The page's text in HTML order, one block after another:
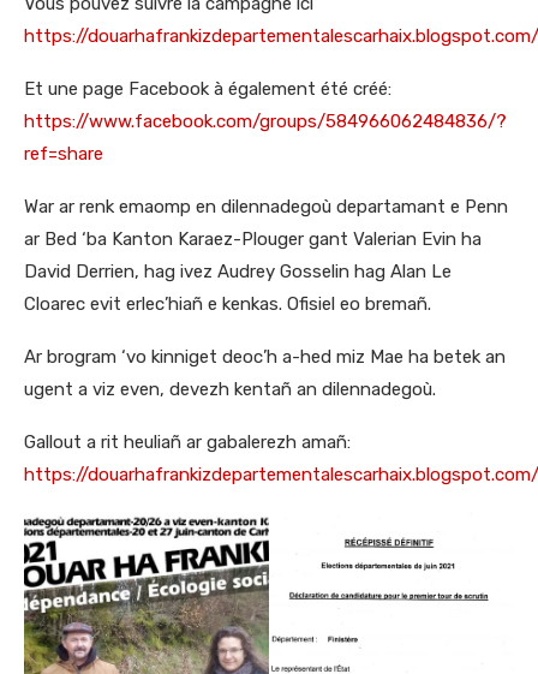
https://douarhafrankizdepartementalescarhaix.blogspot.com/
Et une page Facebook à également été créé:
https://www.facebook.com/groups/584966062484836/?
ref=share
War ar renk emaomp en dilennadegoù departamant e Penn
ar Bed ‘ba Kanton Karaez-Plouger gant Valerian Evin ha
David Derrien, hag ivez Audrey Gosselin hag Alan Le
Cloarec evit erlec’hiañ e kenkas. Ofisiel eo bremañ.
Ar brogram ‘vo kinniget deoc’h a-hed miz Mae ha betek an
ugent a viz even, devezh kentañ an dilennadegoù.
Gallout a rit heuliañ ar gabalerezh amañ:
https://douarhafrankizdepartementalescarhaix.blogspot.com/